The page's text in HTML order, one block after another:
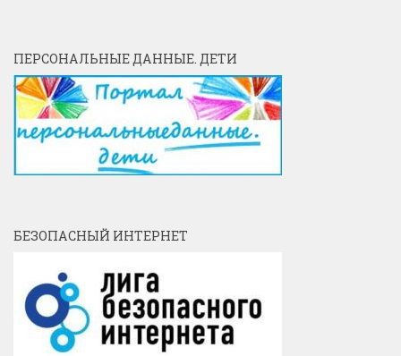
ПЕРСОНАЛЬНЫЕ ДАННЫЕ. ДЕТИ
БЕЗОПАСНЫЙ ИНТЕРНЕТ